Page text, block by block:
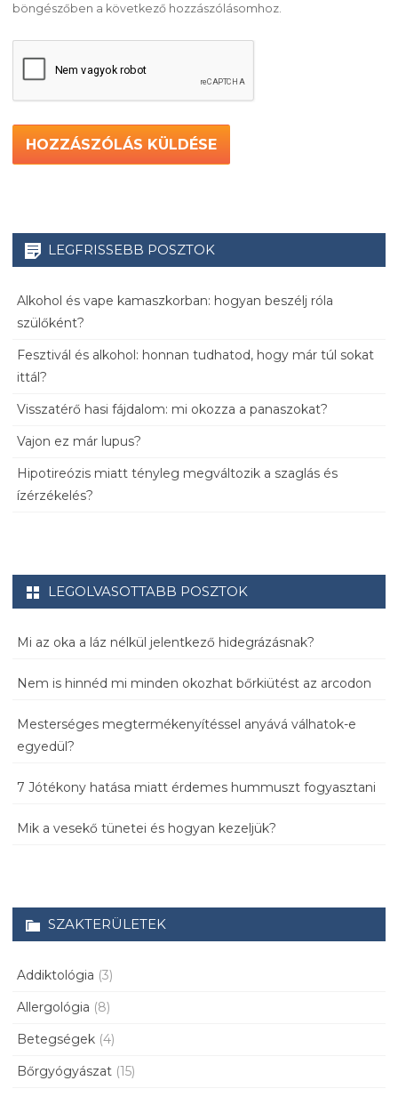
böngészőben a következő hozzászólásomhoz.
LEGFRISSEBB POSZTOK
Alkohol és vape kamaszkorban: hogyan beszélj róla
szülőként?
Fesztivál és alkohol: honnan tudhatod, hogy már túl sokat
ittál?
Visszatérő hasi fájdalom: mi okozza a panaszokat?
Vajon ez már lupus?
Hipotireózis miatt tényleg megváltozik a szaglás és
ízérzékelés?
LEGOLVASOTTABB POSZTOK
Mi az oka a láz nélkül jelentkező hidegrázásnak?
Nem is hinnéd mi minden okozhat bőrkiütést az arcodon
Mesterséges megtermékenyítéssel anyává válhatok-e
egyedül?
7 Jótékony hatása miatt érdemes hummuszt fogyasztani
Mik a vesekő tünetei és hogyan kezeljük?
SZAKTERÜLETEK
Addiktológia (3)
Allergológia (8)
Betegségek (4)
Bőrgyógyászat (15)